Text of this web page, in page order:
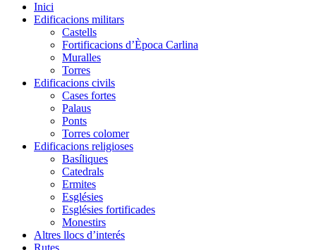
Inici
Edificacions militars
Castells
Fortificacions d’Època Carlina
Muralles
Torres
Edificacions civils
Cases fortes
Palaus
Ponts
Torres colomer
Edificacions religioses
Basíliques
Catedrals
Ermites
Esglésies
Esglésies fortificades
Monestirs
Altres llocs d’interés